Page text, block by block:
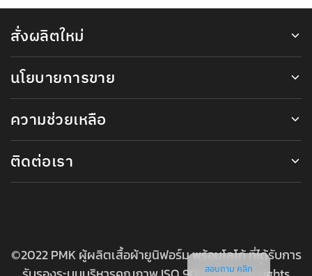
สั่งผลิตใหม่
นโยบายการขาย
ความช่วยเหลือ
ติดต่อเรา
©2022 PMK ผู้ผลิตเสื้อผ้ายูนิฟอร์ม พร้อมโลโก้ ที่ได้รับการ
สอบถาม คลิก